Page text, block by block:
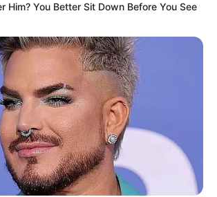
ΝΕΑ ΣΤΥΡΑ
Him? You Better Sit Down Before You See